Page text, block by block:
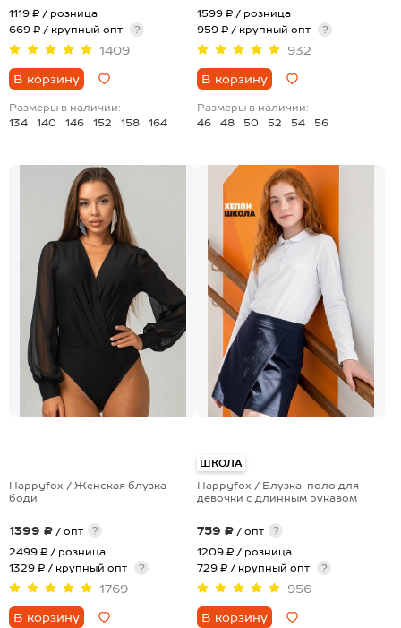
1119 ₽ / розница
669 ₽ / крупный опт
?
1409
В корзину
Размеры в наличии:
134
140 146 152 158 164
1599 ₽ / розница
959 ₽ / крупный опт
?
932
В корзину
Размеры в наличии:
46
48 50 52 54 56
Happyfox / Женская блузка-
боди
1399 ₽ / опт
?
2499 ₽ / розница
1329 ₽ / крупный опт
?
1769
В корзину
ШКОЛА
Happyfox / Блузка-поло для
девочки с длинным рукавом
759 ₽ / опт
?
1209 ₽ / розница
729 ₽ / крупный опт
?
956
В корзину